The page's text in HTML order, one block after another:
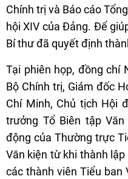
Chính trị và Báo cáo
hội XIV của Đảng. Để
Bí thư đã quyết định
Tại phiên họp, đồng chí
Bộ Chính trị, Giám đốc
Chí Minh, Chủ tịch Hội
trưởng Tổ Biên tập
động của Thường trực
Văn kiện từ khi thành
các thành viên Tiểu ban